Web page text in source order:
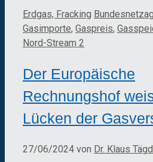
Kategorien
Erdgas, Fracking Schlagwörter
Gasimporte, Gaspreis,
Nord-Stream 2
Der Europäische
Rechnungshof
Lücken der
27/06/2024 von Dr. Klaus